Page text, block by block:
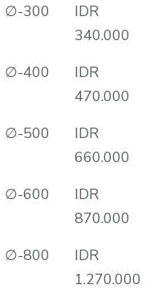
∅-300
IDR
340.000
∅-400
IDR
470.000
∅-500
IDR
660.000
∅-600
IDR
870.000
∅-800
IDR
1.270.000